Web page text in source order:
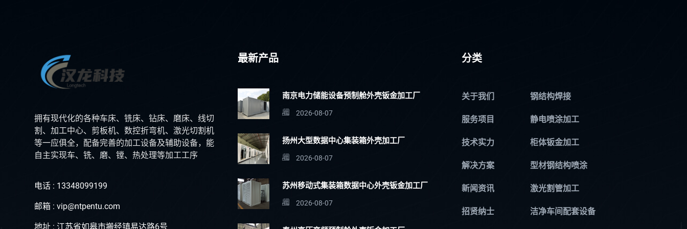
拥有现代化的各种车床、铣床、钻床、磨床、线切
割、加工中心、剪板机、数控折弯机、激光切割机
等一应俱全，配备完善的加工设备及辅助设备，能
自主实现车、铣、磨、镗、热处理等加工工序
电话 : 13348099199
邮箱 : vip@ntpentu.com
地址 : 江苏省如皋市搬经镇易达路6号
最新产品
南京电力储能设备预制舱外壳钣金加工厂
2026-08-07
扬州大型数据中心集装箱外壳加工厂
2026-08-07
苏州移动式集装箱数据中心外壳钣金加工厂
2026-08-07
分类
关于我们
服务项目
技术实力
解决方案
新闻资讯
招贤纳士
钢结构焊接
静电喷涂加工
柜体钣金加工
型材钢结构喷涂
激光割管加工
洁净车间配套设备